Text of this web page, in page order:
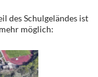
des Schulgeländes ist
möglich: